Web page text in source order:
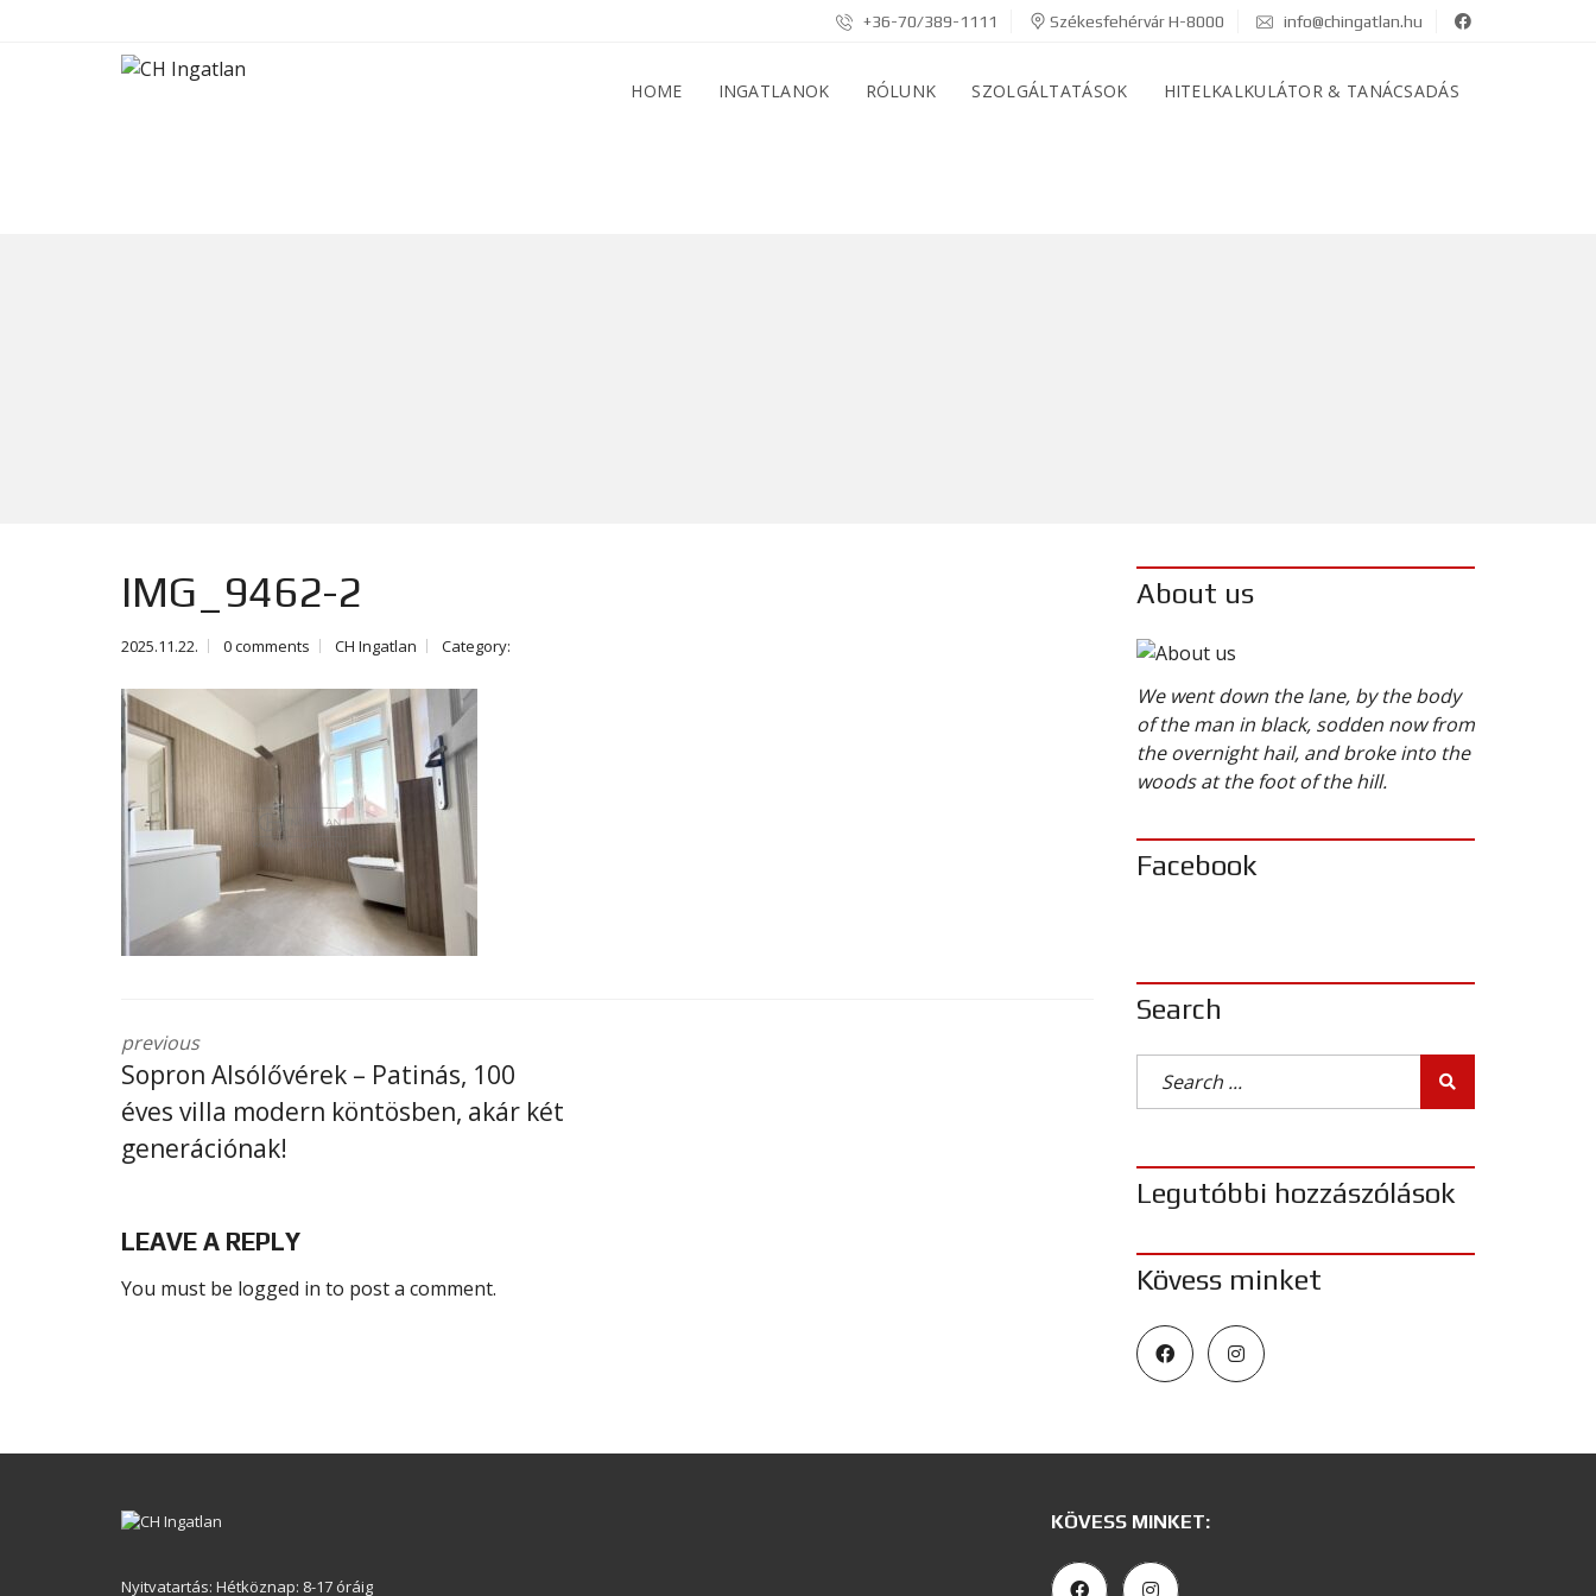
+36-70/389-1111 Székesfehérvár H-8000 info@chingatlan.hu
HOME INGATLANOK RÓLUNK SZOLGÁLTATÁSOK HITELKALKULÁTOR & TANÁCSADÁS
IMG_9462-2
2025.11.22. 0 comments CH Ingatlan Category:
previous
Sopron Alsólővérek – Patinás, 100
éves villa modern köntösben, akár két
generációnak!
LEAVE A REPLY
You must be logged in to post a comment.
About us
We went down the lane, by the body
of the man in black, sodden now from
the overnight hail, and broke into the
woods at the foot of the hill.
Facebook
Search
Legutóbbi hozzászólások
Kövess minket
Nyitvatartás: Hétköznap: 8-17 óráig
KÖVESS MINKET: